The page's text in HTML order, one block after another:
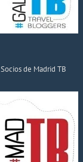
Socios de Madrid TB